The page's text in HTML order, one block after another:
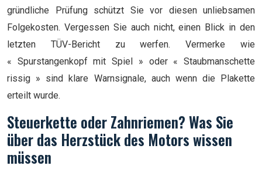
gründliche Prüfung schützt Sie vor diesen unliebsamen
Folgekosten. Vergessen Sie auch nicht, einen Blick in den
letzten TÜV-Bericht zu werfen. Vermerke wie
« Spurstangenkopf mit Spiel » oder « Staubmanschette
rissig » sind klare Warnsignale, auch wenn die Plakette
erteilt wurde.
Steuerkette oder Zahnriemen? Was Sie
über das Herzstück des Motors wissen
müssen